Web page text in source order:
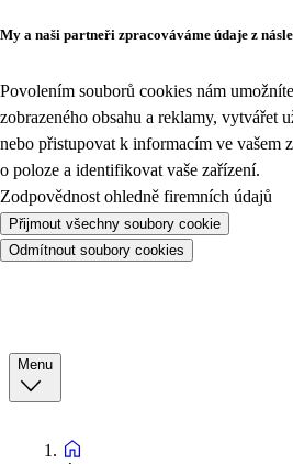
My a naši partneři zpracováváme údaje z
Povolením souborů cookies nám
zobrazeného obsahu a reklamy, vytvářet
nebo přistupovat k informacím ve vašem
o poloze a identifikovat vaše zařízení.
Zodpovědnost ohledně firemních údajů
Přijmout všechny soubory cookie
Odmítnout soubory cookies
Menu